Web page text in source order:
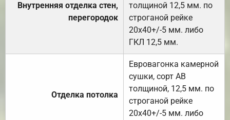
Внутренняя отделка стен,
перегородок
толщиной 12,5 мм. по
строганой рейке
20х40+/-5 мм. либо
ГКЛ 12,5 мм.
Отделка потолка
Евровагонка камерной
сушки, сорт АВ
толщиной, 12,5 мм. по
строганой рейке
20х40+/-5 мм. либо